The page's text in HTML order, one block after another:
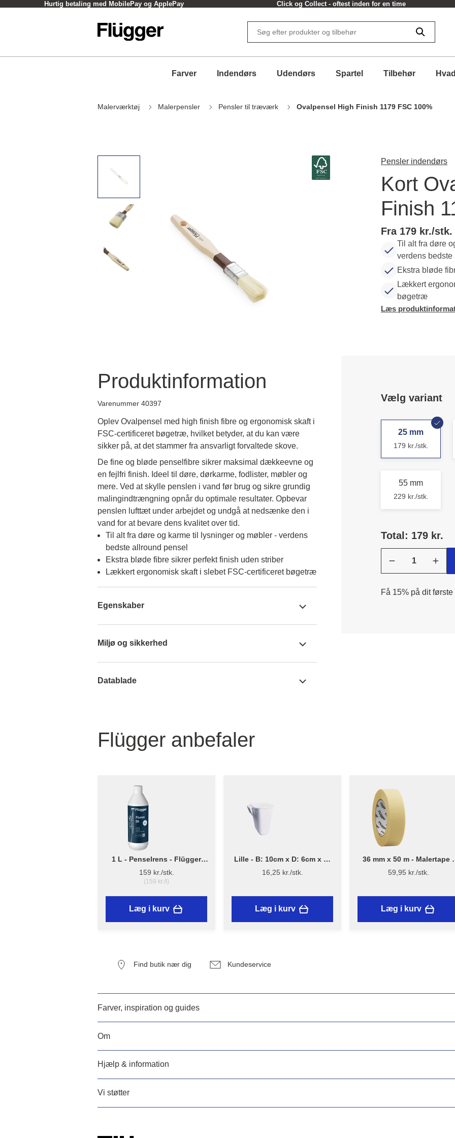
Hurtig betaling med MobilePay og ApplePay Click og Collect - oftest inden for en time
Farver Indendørs Udendørs Spartel Tilbehør
Malerværktøj Malerpensler Pensler til træværk Ovalpensel High Finish 1179 FSC 100%
Produktinformation
Varenummer 40397
Oplev Ovalpensel med high finish fibre og ergonomisk skaft i
FSC-certificeret bøgetræ, hvilket betyder, at du kan være
sikker på, at det stammer fra ansvarligt forvaltede skove.
De fine og bløde penselfibre sikrer maksimal dækkeevne og
en fejlfri finish. Ideel til døre, dørkarme, fodlister, møbler og
mere. Ved at skylle penslen i vand før brug og sikre grundig
malingindtrængning opnår du optimale resultater. Opbevar
penslen lufttæt under arbejdet og undgå at nedsænke den i
vand for at bevare dens kvalitet over tid.
Til alt fra døre og karme til lysninger og møbler - verdens
bedste allround pensel
Ekstra bløde fibre sikrer perfekt finish uden striber
Lækkert ergonomisk skaft i slebet FSC-certificeret bøgetræ
Egenskaber
Miljø og sikkerhed
Datablade
Pensler indendørs
Kort
Finish
Fra 179 kr./stk.
Til alt fra døre
verdens bedste
Ekstra bløde
Lækkert
bøgetræ
Læs
Vælg variant
25 mm
179 kr./stk.
55 mm
229 kr./stk.
Total: 179 kr.
Få 15% på dit første
Flügger anbefaler
1 L - Penselrens - Flügger
Fluren 59
159 kr./stk.
(159 kr./l)
Læg i kurv
Lille - B: 10cm x D: 6cm x H:
12cm - Penselholder
16,25 kr./stk.
Læg i kurv
36 mm x 50 m - Malertape -
Flügger
59,95 kr./stk.
Læg i kurv
Find butik nær dig Kundeservice
Farver, inspiration og guides
Om
Hjælp & information
Vi støtter